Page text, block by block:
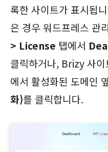
록한 사이트가 표시됩
은 경우 워드프레스 관
> License 탭에서
클릭하거나, Brizy 사이
에서 활성화된 도메인
화)를 클릭합니다.